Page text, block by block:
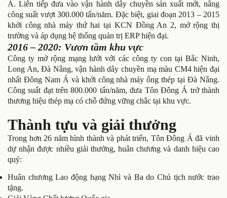
Á. Liên tiếp đưa vào vận hành dây chuyền sản xuất mới, nâng
công suất vượt 300.000 tấn/năm. Đặc biệt, giai đoạn 2013 – 2015
khởi công nhà máy thứ hai tại KCN Đồng An 2, mở rộng thị
trường và áp dụng hệ thống quản trị ERP hiện đại.
2016 – 2020: Vươn tầm khu vực
Công ty mở rộng mạng lưới với các công ty con tại Bắc Ninh,
Long An, Đà Nẵng, vận hành dây chuyền mạ màu CM4 hiện đại
nhất Đông Nam Á và khởi công nhà máy ống thép tại Đà Nẵng.
Công suất đạt trên 800.000 tấn/năm, đưa Tôn Đông Á trở thành
thương hiệu thép mạ có chỗ đứng vững chắc tại khu vực.
Thành tựu và giải thưởng
Trong hơn 26 năm hình thành và phát triển, Tôn Đông Á đã vinh
dự nhận được nhiều giải thưởng, huân chương và danh hiệu cao
quý:
Huân chương Lao động hạng Nhì và Ba do Chủ tịch nước trao
tặng.